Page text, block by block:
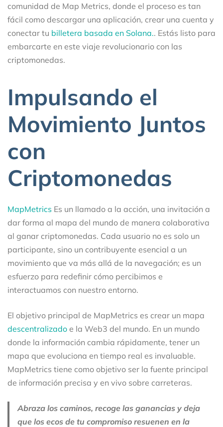
comunidad de Map Metrics, donde el proceso es tan
fácil como descargar una aplicación, crear una cuenta y
conectar tu billetera basada en Solana.. Estás listo para
embarcarte en este viaje revolucionario con las
criptomonedas.
Impulsando el
Movimiento Juntos
con
Criptomonedas
MapMetrics Es un llamado a la acción, una invitación a
dar forma al mapa del mundo de manera colaborativa
al ganar criptomonedas. Cada usuario no es solo un
participante, sino un contribuyente esencial a un
movimiento que va más allá de la navegación; es un
esfuerzo para redefinir cómo percibimos e
interactuamos con nuestro entorno.
El objetivo principal de MapMetrics es crear un mapa
descentralizado e la Web3 del mundo. En un mundo
donde la información cambia rápidamente, tener un
mapa que evoluciona en tiempo real es invaluable.
MapMetrics tiene como objetivo ser la fuente principal
de información precisa y en vivo sobre carreteras.
Abraza los caminos, recoge las ganancias y deja
que los ecos de tu compromiso resuenen en la